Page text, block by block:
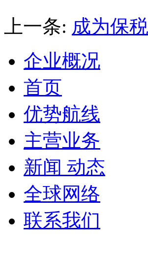
上一条: 成为保
企业概况
首页
优势航线
主营业务
新闻 动态
全球网络
联系我们